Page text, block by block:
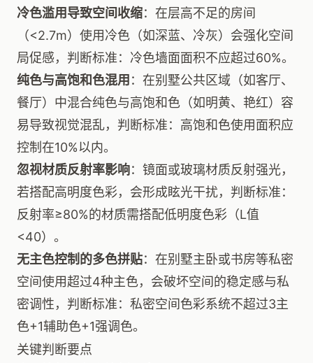
冷色滥用导致空间收缩：在层高不足的房间
（<2.7m）使用冷色（如深蓝、冷灰）会强化空间
局促感，判断标准：冷色墙面面积不应超过60%。
纯色与高饱和色混用 ：在别墅公共区域（如客厅、
餐厅）中混合纯色与高饱和色（如明黄、艳红）容
易导致视觉混乱，判断标准：高饱和色使用面积应
控制在10%以内。
忽视材质反射率影响：镜面或玻璃材质反射强光，
若搭配高明度色彩，会形成眩光干扰，判断标准：
反射率≥80%的材质需搭配低明度色彩（L值
<40）。
无主色控制的多色拼贴：在别墅主卧或书房等私密
空间使用超过4种主色，会破坏空间的稳定感与私
密调性，判断标准：私密空间色彩系统不超过3主
色+1辅助色+1强调色。
关键判断要点